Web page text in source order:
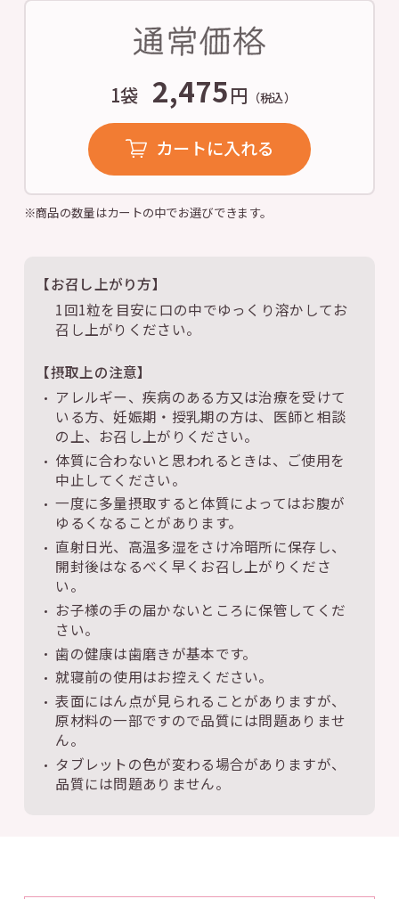
1袋 2,475円 （税込）
カートに入れる
※商品の数量はカートの中でお選びできます。
【お召し上がり方】
1回1粒を目安に口の中でゆっくり溶かしてお
召し上がりください。
【摂取上の注意】
アレルギー、疾病のある方又は治療を受けて
いる方、妊娠期・授乳期の方は、医師と相談
の上、お召し上がりください。
体質に合わないと思われるときは、ご使用を
中止してください。
一度に多量摂取すると体質によってはお腹が
ゆるくなることがあります。
直射日光、高温多湿をさけ冷暗所に保存し、
開封後はなるべく早くお召し上がりくださ
い。
お子様の手の届かないところに保管してくだ
さい。
歯の健康は歯磨きが基本です。
就寝前の使用はお控えください。
表面にはん点が見られることがありますが、
原材料の一部ですので品質には問題ありませ
ん。
タブレットの色が変わる場合がありますが、
品質には問題ありません。